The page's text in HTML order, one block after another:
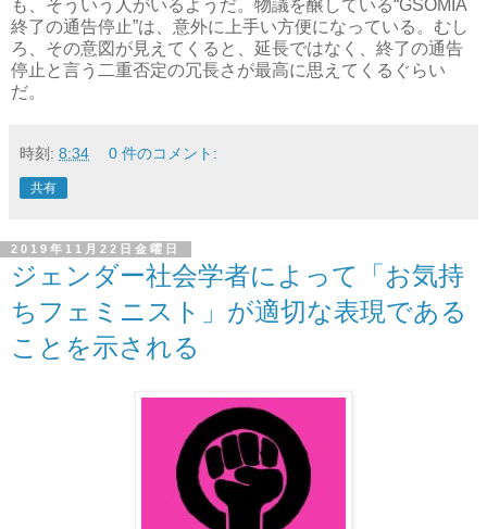
も、そういう人がいるようだ。物議を醸している“GSOMIA
終了の通告停止”は、意外に上手い方便になっている。むし
ろ、その意図が見えてくると、延長ではなく、終了の通告
停止と言う二重否定の冗長さが最高に思えてくるぐらい
だ。
時刻: 8:34 0 件のコメント:
共有
2019年11月22日金曜日
ジェンダー社会学者によって「お気持
ちフェミニスト」が適切な表現である
ことを示される